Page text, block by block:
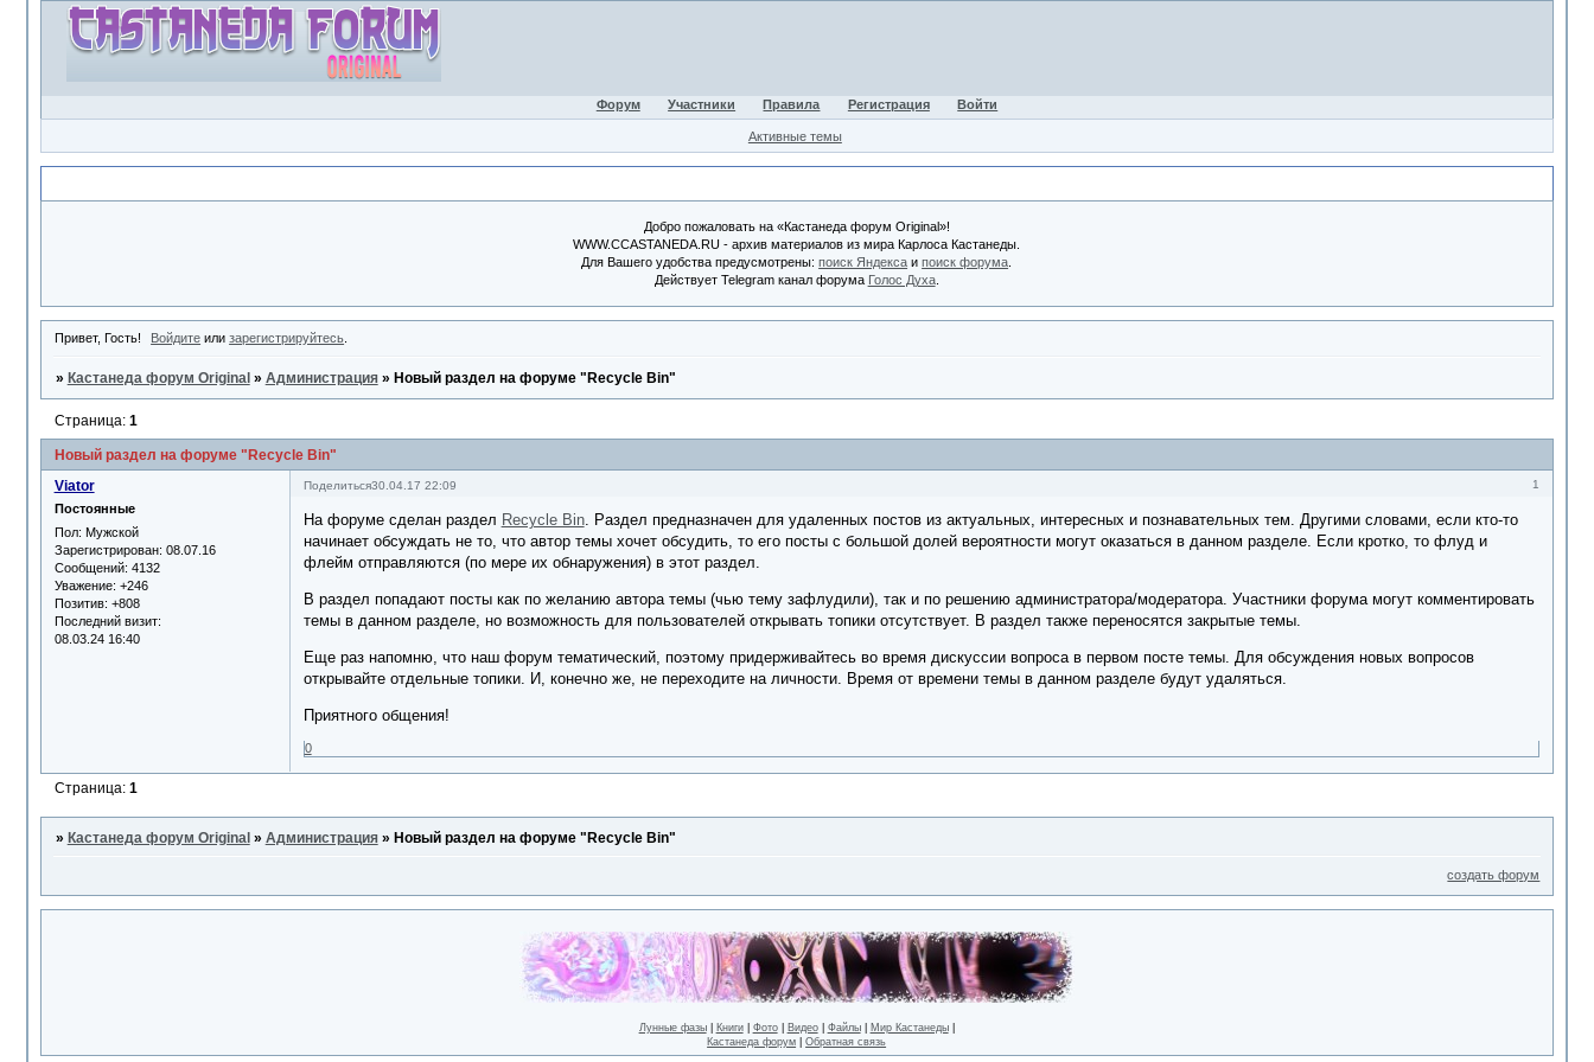
Форум Участники Правила Регистрация Войти
Активные темы
Добро пожаловать на «Кастанеда форум Original»!
WWW.CCASTANEDA.RU - архив материалов из мира Карлоса Кастанеды.
Для Вашего удобства предусмотрены:поиск Яндекса ипоиск форума
Действует Telegram канал форума Голос Духа.
Привет, Гость! Войдите илизарегистрируйтесь
» Кастанеда форум Original » Администрация » Новый раздел на форуме "Recycle Bin"
Новый раздел на форуме "Recycle Bin"
Страница: 1
Поделиться 1
30.04.17 22:09
Viator
Постоянные
Пол: Мужской
Зарегистрирован: 08.07.16
Сообщений: 4132
Уважение: +246
Позитив: +808
Последний визит:
08.03.24 16:40
На форуме сделан раздел Recycle Bin. Раздел предназначен для удаленных постов из актуальных, интересных и познавательных тем. Другими словами, если кто-то
начинает обсуждать не то, что автор темы хочет обсудить, то его посты с большой долей вероятности могут оказаться в данном разделе. Если кротко, то флуд и
флейм отправляются (по мере их обнаружения) в этот раздел.
В раздел попадают посты как по желанию автора темы (чью тему зафлудили), так и по решению администратора/модератора. Участники форума могут комментировать
темы в данном разделе, но возможность для пользователей открывать топики отсутствует. В раздел также переносятся закрытые темы.
Еще раз напомню, что наш форум тематический, поэтому придерживайтесь во время дискуссии вопроса в первом посте темы. Для обсуждения новых вопросов
открывайте отдельные топики. И, конечно же, не переходите на личности. Время от времени темы в данном разделе будут удаляться.
Приятного общения!
0
Страница: 1
» Кастанеда форум Original » Администрация » Новый раздел на форуме "Recycle Bin"
создать форум
Лунные фазы| Книги| Фото| Видео| Файлы| Мир Кастанеды|
Кастанеда форум |Обратная связь